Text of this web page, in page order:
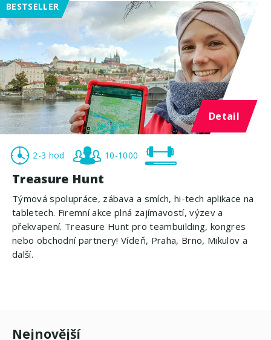
BESTSELLER
Detail
2-3 hod 10-1000
Treasure Hunt
Týmová spolupráce, zábava a smích, hi-tech aplikace na
tabletech. Firemní akce plná zajímavostí, výzev a
překvapení. Treasure Hunt pro teambuilding, kongres
nebo obchodní partnery! Vídeň, Praha, Brno, Mikulov a
další.
Nejnovější